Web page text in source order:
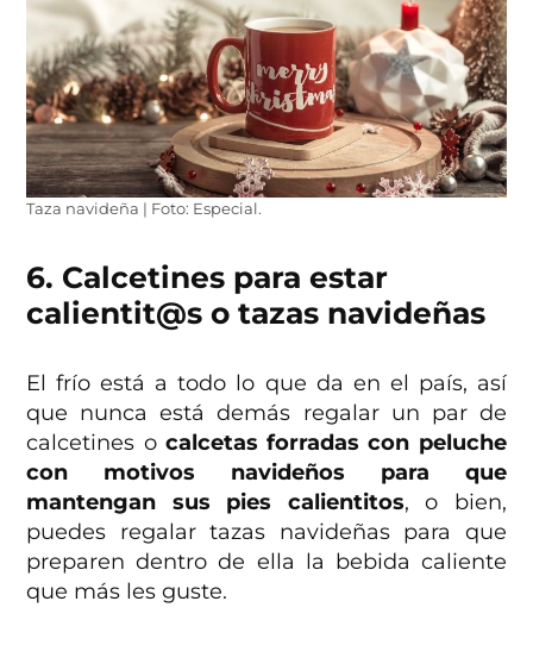
Taza navideña | Foto: Especial.
6. Calcetines para estar
calientit@s o tazas navideñas
El frío está a todo lo que da en el país, así
que nunca está demás regalar un par de
calcetines o calcetas forradas con peluche
con motivos navideños para que
mantengan sus pies calientitos, o bien,
puedes regalar tazas navideñas para que
preparen dentro de ella la bebida caliente
que más les guste.